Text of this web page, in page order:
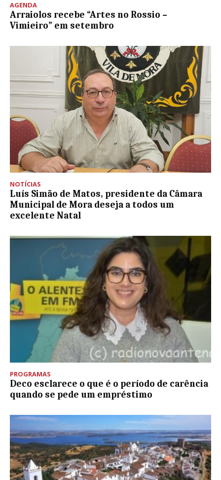
AGENDA
Arraiolos recebe “Artes no Rossio –
Vimieiro” em setembro
NOTÍCIAS
Luís Simão de Matos, presidente da Câmara
Municipal de Mora deseja a todos um
excelente Natal
PROGRAMAS
Deco esclarece o que é o período de carência
quando se pede um empréstimo